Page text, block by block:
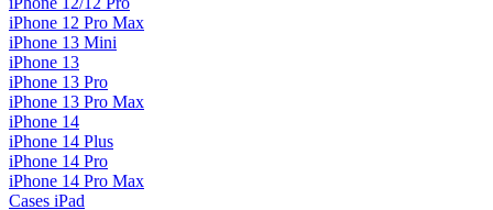
iPhone 12 Pro Max
iPhone 13 Mini
iPhone 13
iPhone 13 Pro
iPhone 13 Pro Max
iPhone 14
iPhone 14 Plus
iPhone 14 Pro
iPhone 14 Pro Max
Cases iPad